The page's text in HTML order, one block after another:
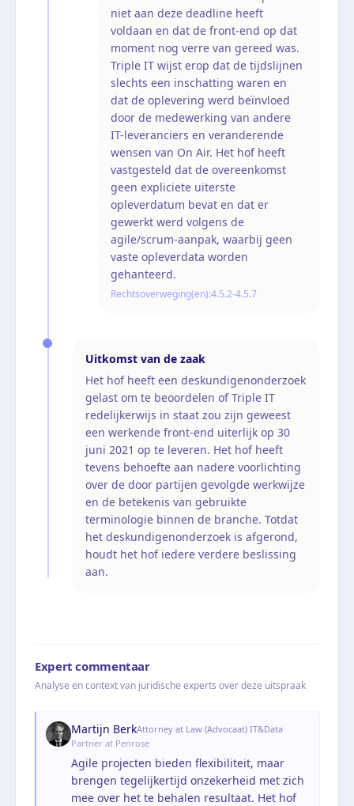
niet aan deze deadline heeft
voldaan en dat de front-end op dat
moment nog verre van gereed was.
Triple IT wijst erop dat de tijdslijnen
slechts een inschatting waren en
dat de oplevering werd beïnvloed
door de medewerking van andere
IT-leveranciers en veranderende
wensen van On Air. Het hof heeft
vastgesteld dat de overeenkomst
geen expliciete uiterste
opleverdatum bevat en dat er
gewerkt werd volgens de
agile/scrum-aanpak, waarbij geen
vaste opleverdata worden
gehanteerd.
Rechtsoverweging(en):4.5.2-4.5.7
Uitkomst van de zaak
Het hof heeft een deskundigenonderzoek
gelast om te beoordelen of Triple IT
redelijkerwijs in staat zou zijn geweest
een werkende front-end uiterlijk op 30
juni 2021 op te leveren. Het hof heeft
tevens behoefte aan nadere voorlichting
over de door partijen gevolgde werkwijze
en de betekenis van gebruikte
terminologie binnen de branche. Totdat
het deskundigenonderzoek is afgerond,
houdt het hof iedere verdere beslissing
aan.
Expert commentaar
Analyse en context van juridische experts over deze uitspraak
Martijn BerkAttorney at Law (Advocaat) IT&Data
Partner at Penrose
Agile projecten bieden flexibiliteit, maar
brengen tegelijkertijd onzekerheid met zich
mee over het te behalen resultaat. Het hof